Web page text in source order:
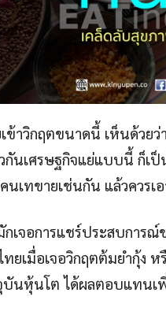
ข้าวิกฤตขนาดนี้ เห็นด้วย
กันเศรษฐกิจแย่แบบนี้ ก็เ
นเทขายเช่นกัน แล้วควรเ
กเจอการแชร์ประสบการ
ยเมื่อเจอวิกฤตต้มยำกุ้ง
นหุ้นโต ได้ผลตอบแทนเพิ่